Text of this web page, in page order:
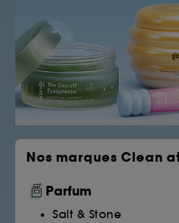
Nos marques Clean
Parfum
Salt & Stone